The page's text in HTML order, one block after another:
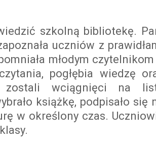
szkolną bibliotekę.
uczniów z
młodym
pogłębia wiedzę
zostali wciągnięci na
książkę, podpisało się
w określony czas.